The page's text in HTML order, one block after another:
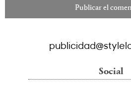
Social